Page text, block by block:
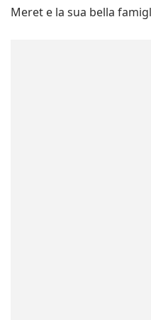
Meret e la sua bella